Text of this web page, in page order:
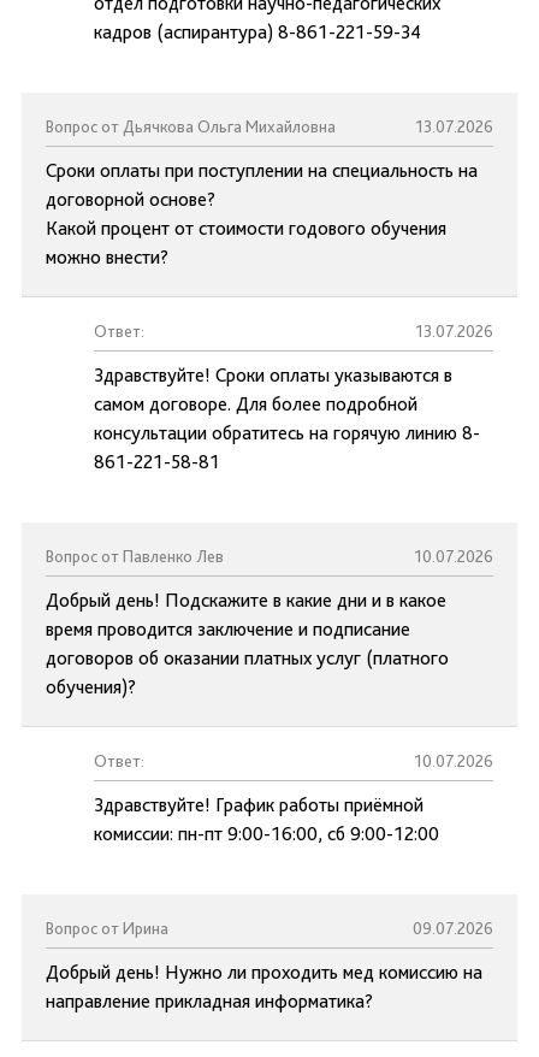
кадров (аспирантура) 8-861-221-59-34
Вопрос от Дьячкова Ольга Михайловна 13.07.2026
Сроки оплаты при поступлении на специальность на
договорной основе?
Какой процент от стоимости годового обучения
можно внести?
Ответ: 13.07.2026
Здравствуйте! Сроки оплаты указываются в
самом договоре. Для более подробной
консультации обратитесь на горячую линию 8-
861-221-58-81
Вопрос от Павленко Лев 10.07.2026
Добрый день! Подскажите в какие дни и в какое
время проводится заключение и подписание
договоров об оказании платных услуг (платного
обучения)?
Ответ: 10.07.2026
Здравствуйте! График работы приёмной
комиссии: пн-пт 9:00-16:00, сб 9:00-12:00
Вопрос от Ирина 09.07.2026
Добрый день! Нужно ли проходить мед комиссию на
направление прикладная информатика?